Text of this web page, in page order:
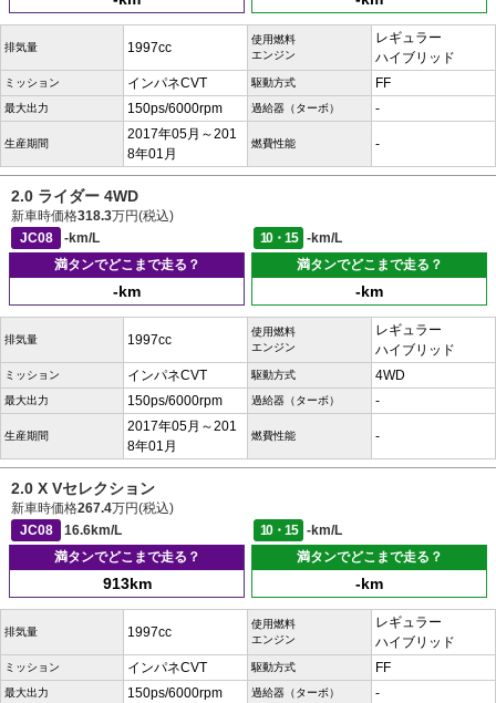
排気量 1997cc
使用燃料
エンジン
レギュラー
ハイブリッド
ミッション インパネCVT 駆動方式 FF
最大出力 150ps/6000rpm 過給器（ターボ） -
生産期間
2017年05月～201
8年01月
燃費性能 -
2.0 ライダー 4WD
新車時価格318.3万円(税込)
JC08
-km/L 10・15
-km/L
満タンでどこまで走る？
-km
満タンでどこまで走る？
-km
排気量 1997cc
使用燃料
エンジン
レギュラー
ハイブリッド
ミッション インパネCVT 駆動方式 4WD
最大出力 150ps/6000rpm 過給器（ターボ） -
生産期間
2017年05月～201
8年01月
燃費性能 -
2.0 X Vセレクション
新車時価格267.4万円(税込)
JC08
16.6km/L 10・15
-km/L
満タンでどこまで走る？
913km
満タンでどこまで走る？
-km
排気量 1997cc
使用燃料
エンジン
レギュラー
ハイブリッド
ミッション インパネCVT 駆動方式 FF
最大出力 150ps/6000rpm 過給器（ターボ） -